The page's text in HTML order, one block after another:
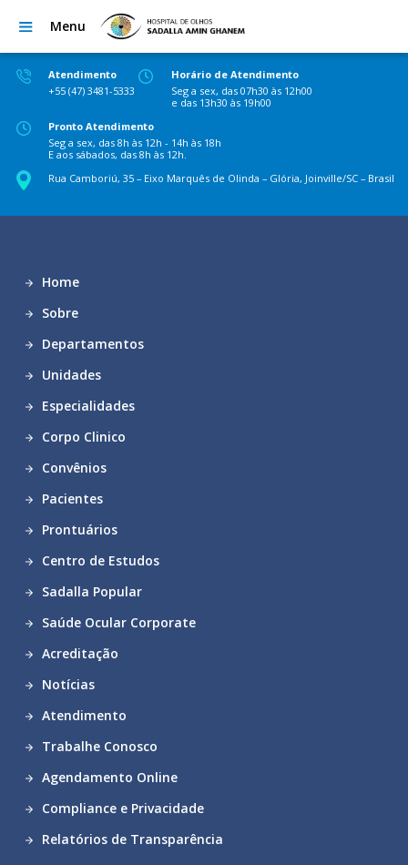
Menu
Atendimento
+55 (47) 3481-5333
Horário de Atendimento
Seg a sex, das 07h30 às 12h00
e das 13h30 às 19h00
Pronto Atendimento
Seg a sex, das 8h às 12h - 14h às 18h
E aos sábados, das 8h às 12h.
Rua Camboriú, 35 – Eixo Marquês de Olinda – Glória, Joinville/SC – Brasil
Home
Sobre
Departamentos
Unidades
Especialidades
Corpo Clinico
Convênios
Pacientes
Prontuários
Centro de Estudos
Sadalla Popular
Saúde Ocular Corporate
Acreditação
Notícias
Atendimento
Trabalhe Conosco
Agendamento Online
Compliance e Privacidade
Relatórios de Transparência